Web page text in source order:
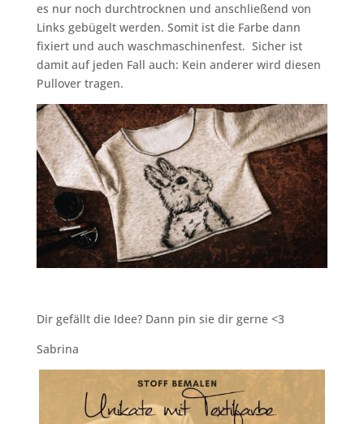
es nur noch durchtrocknen und anschließend von
Links gebügelt werden. Somit ist die Farbe dann
fixiert und auch waschmaschinenfest. Sicher ist
damit auf jeden Fall auch: Kein anderer wird diesen
Pullover tragen.
Dir gefällt die Idee? Dann pin sie dir gerne <3
Sabrina